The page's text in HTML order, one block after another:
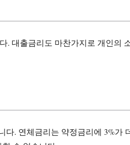
. 대출금리도 마찬가지로 개인의
다. 연체금리는 약정금리에 3%가